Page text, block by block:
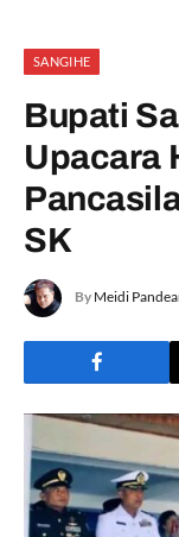
SANGIHE
Bupati
Upacara
SK
By Meidi